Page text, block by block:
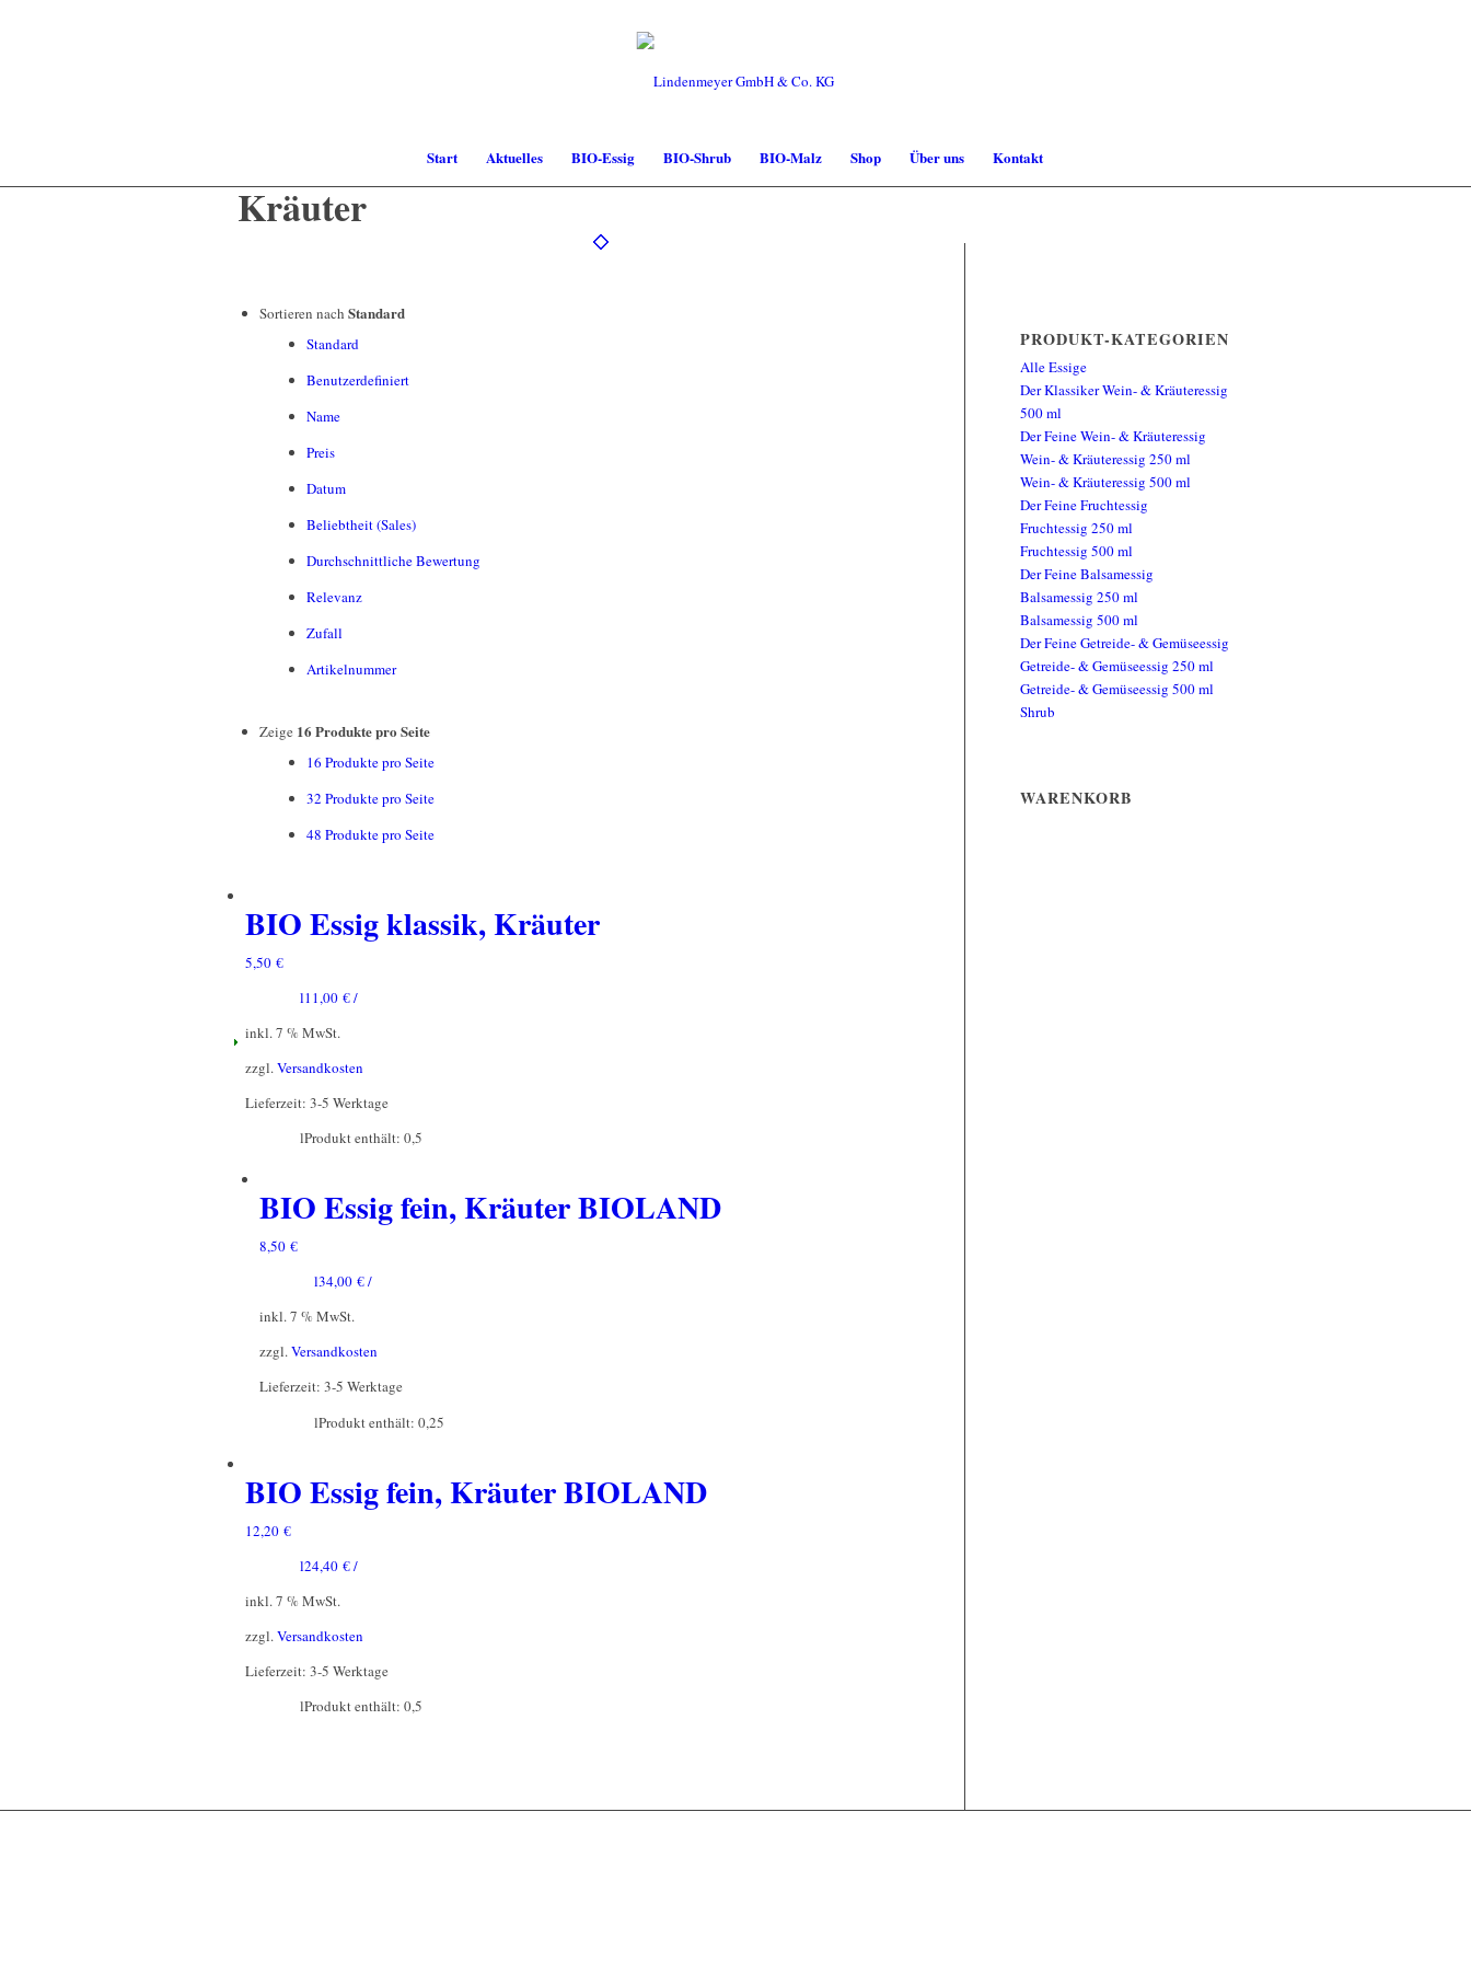
Start Aktuelles BIO-Essig BIO-Shrub BIO-Malz Shop Über uns Kontakt
Kräuter
Sortieren nach Standard
Standard
Benutzerdefiniert
Name
Preis
Datum
Beliebtheit (Sales)
Durchschnittliche Bewertung
Relevanz
Zufall
Artikelnummer
Zeige 16 Produkte pro Seite
16 Produkte pro Seite
32 Produkte pro Seite
48 Produkte pro Seite
BIO Essig klassik, Kräuter
5,50 €
11,00 €/
l
inkl. 7 % MwSt.
zzgl.Versandkosten
Lieferzeit: 3-5 Werktage
Produkt enthält: 0,5
l
BIO Essig fein, Kräuter BIOLAND
8,50 €
34,00 €/
l
inkl. 7 % MwSt.
zzgl.Versandkosten
Lieferzeit: 3-5 Werktage
Produkt enthält: 0,25
l
BIO Essig fein, Kräuter BIOLAND
12,20 €
24,40 €/
l
inkl. 7 % MwSt.
zzgl.Versandkosten
Lieferzeit: 3-5 Werktage
Produkt enthält: 0,5
l
PRODUKT-KATEGORIEN
Alle Essige
Der Klassiker Wein- & Kräuteressig
500 ml
Der Feine Wein- & Kräuteressig
Wein- & Kräuteressig 250 ml
Wein- & Kräuteressig 500 ml
Der Feine Fruchtessig
Fruchtessig 250 ml
Fruchtessig 500 ml
Der Feine Balsamessig
Balsamessig 250 ml
Balsamessig 500 ml
Der Feine Getreide- & Gemüseessig
Getreide- & Gemüseessig 250 ml
Getreide- & Gemüseessig 500 ml
Shrub
WARENKORB